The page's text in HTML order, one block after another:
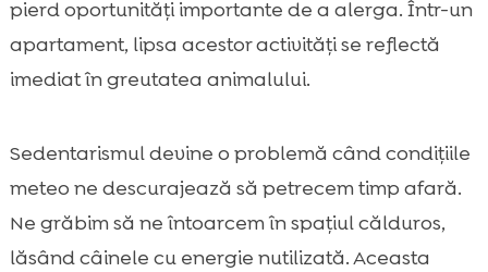
pierd oportunități importante de a alerga. Într-un
apartament, lipsa acestor activități se reflectă
imediat în greutatea animalului.
Sedentarismul devine o problemă când condițiile
meteo ne descurajează să petrecem timp afară.
Ne grăbim să ne întoarcem în spațiul călduros,
lăsând câinele cu energie nutilizată. Aceasta